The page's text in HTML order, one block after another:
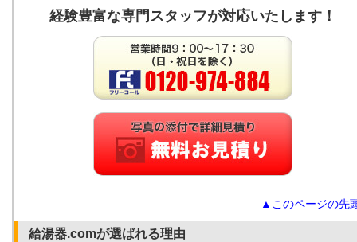
経験豊富な専門スタッフが対応いたします！
▲このページの先
給湯器.comが選ばれる理由